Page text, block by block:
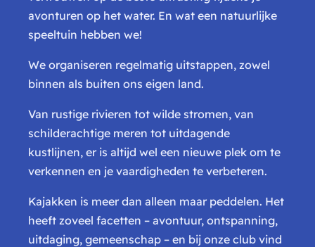
avonturen op het water. En wat een natuurlijke
speeltuin hebben we!
We organiseren regelmatig uitstappen, zowel
binnen als buiten ons eigen land.
Van rustige rivieren tot wilde stromen, van
schilderachtige meren tot uitdagende
kustlijnen, er is altijd wel een nieuwe plek om te
verkennen en je vaardigheden te verbeteren.
Kajakken is meer dan alleen maar peddelen. Het
heeft zoveel facetten – avontuur, ontspanning,
uitdaging, gemeenschap – en bij onze club vind